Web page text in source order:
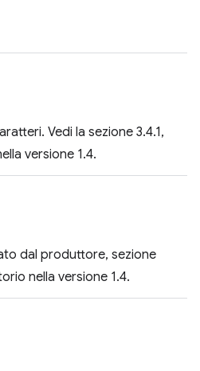
Vedi la sezione 3.4.1,
versione 1.4.
dal produttore, sezione
nella versione 1.4.